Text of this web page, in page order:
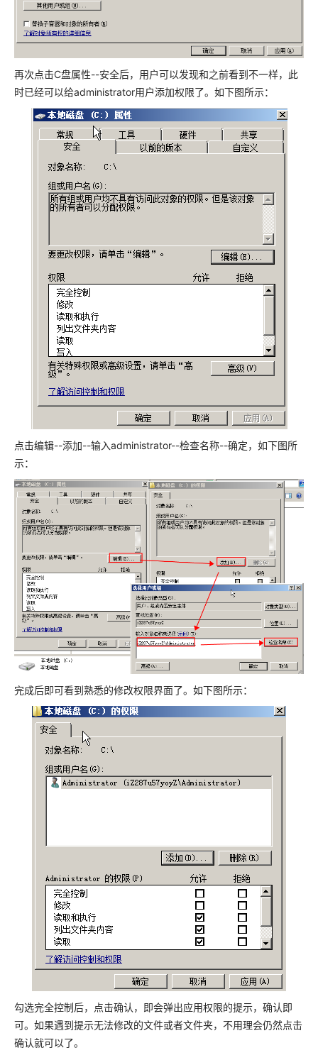
再次点击C盘属性--安全后，用户可以发现和之前看到不一样，此
时已经可以给administrator用户添加权限了。如下图所示：
点击编辑--添加--输入administrator--检查名称--确定，如下图所
示：
完成后即可看到熟悉的修改权限界面了。如下图所示：
勾选完全控制后，点击确认，即会弹出应用权限的提示，确认即
可。如果遇到提示无法修改的文件或者文件夹，不用理会仍然点击
确认就可以了。